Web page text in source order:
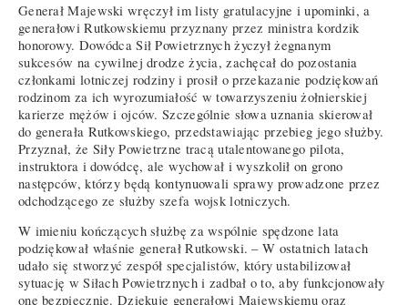
Generał Majewski wręczył im listy gratulacyjne i upominki, a
generałowi Rutkowskiemu przyznany przez ministra kordzik
honorowy. Dowódca Sił Powietrznych życzył żegnanym
sukcesów na cywilnej drodze życia, zachęcał do pozostania
członkami lotniczej rodziny i prosił o przekazanie podziękowań
rodzinom za ich wyrozumiałość w towarzyszeniu żołnierskiej
karierze mężów i ojców. Szczególnie słowa uznania skierował
do generała Rutkowskiego, przedstawiając przebieg jego służby.
Przyznał, że Siły Powietrzne tracą utalentowanego pilota,
instruktora i dowódcę, ale wychował i wyszkolił on grono
następców, którzy będą kontynuowali sprawy prowadzone przez
odchodzącego ze służby szefa wojsk lotniczych.
W imieniu kończących służbę za wspólnie spędzone lata
podziękował właśnie generał Rutkowski. – W ostatnich latach
udało się stworzyć zespół specjalistów, który ustabilizował
sytuację w Siłach Powietrznych i zadbał o to, aby funkcjonowały
one bezpiecznie. Dziękuję generałowi Majewskiemu oraz